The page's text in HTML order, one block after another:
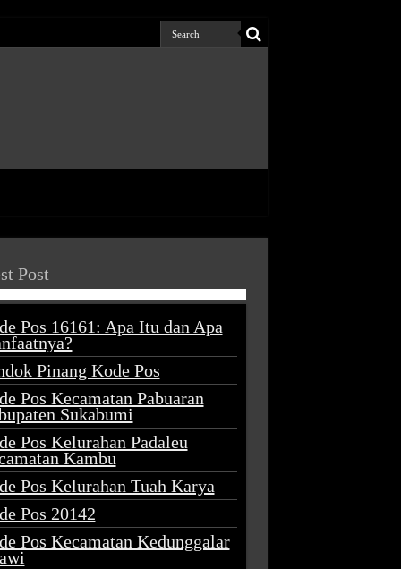
Post
Pos 16161: Apa Itu dan Apa
Pinang Kode Pos
Pos Kecamatan Pabuaran
Sukabumi
Pos Kelurahan Padaleu
Kambu
Pos Kelurahan Tuah Karya
Pos 20142
Pos Kecamatan Kedunggalar